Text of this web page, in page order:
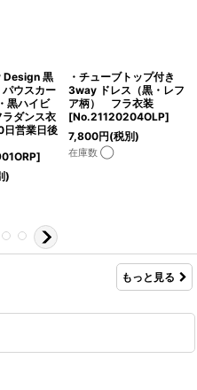
Design 黒
ウスカー
黒ハイビ
ダンス衣
営業日後
]
)
・チューブトップ付き
3way ドレス（黒・レフ
ア柄） フラ衣装
[No.21120204OLP]
7,800円(税別)
在庫数 ◯
もっと見る